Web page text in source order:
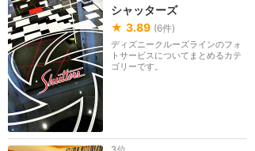
シャッターズ
★ 3.89 (6件)
ディズニークルーズラインのフォ
トサービスについてまとめるカテ
ゴリーです。